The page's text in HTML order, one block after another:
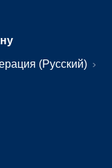
(Русский)